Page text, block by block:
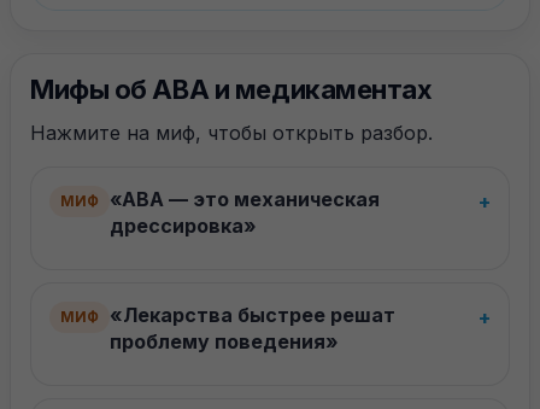
Мифы об ABA и медикаментах
Нажмите на миф, чтобы открыть разбор.
МИФ
«ABA — это механическая
дрессировка»
+
МИФ
«Лекарства быстрее решат
проблему поведения»
+